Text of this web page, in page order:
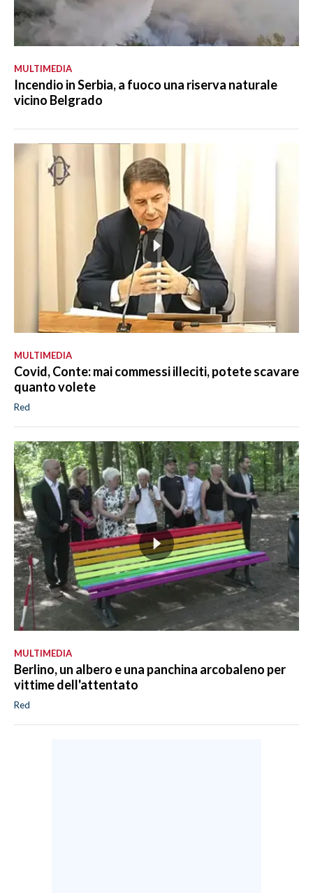
MULTIMEDIA
Incendio in Serbia, a fuoco una riserva naturale
vicino Belgrado
MULTIMEDIA
Covid, Conte: mai commessi illeciti, potete scavare
quanto volete
Red
MULTIMEDIA
Berlino, un albero e una panchina arcobaleno per
vittime dell'attentato
Red